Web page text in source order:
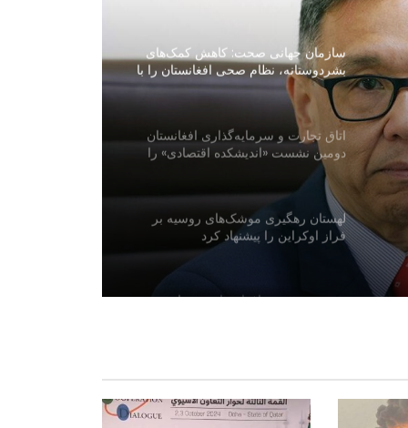
سازمان جهانی صحت: کاهش کمک‌های
بشردوستانه، نظام صحی افغانستان را با
چالش جدی روبه‌رو کرده است
اتاق تجارت و سرمایه‌گذاری افغانستان
دومین نشست «اندیشکده اقتصادی» را
برگزار کرد
لهستان رهگیری موشک‌های روسیه بر
فراز اوکراین را پیشنهاد کرد
روسیه: وضعیت افغانستان همچنان در
توافق شرکت عزیزی انرژی با شرکت
چینی برای تولید ۳ هزار میگاوات برق در
افغانستان